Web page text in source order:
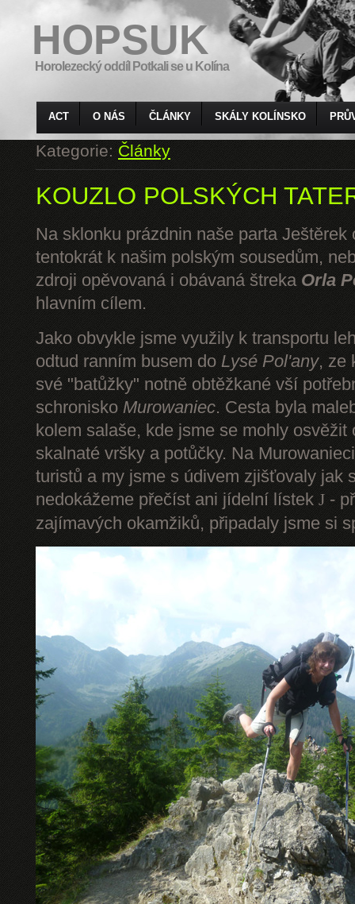
HOPSUK
Horolezecký oddíl Potkali se u Kolína
ACT O NÁS ČLÁNKY SKÁLY KOLÍNSKO
Kategorie:Články
KOUZLO POLSKÝCH
Na sklonku prázdnin naše parta Ještěrek
tentokrát k našim polským sousedům,
zdroji opěvovaná i obávaná štreka Orla
hlavním cílem.
Jako obvykle jsme využily k transportu
odtud ranním busem do Lysé Pol'any, ze
své "batůžky" notně obtěžkané vší
schronisko Murowaniec. Cesta byla
kolem salaše, kde jsme se mohly
skalnaté vršky a potůčky. Na
turistů a my jsme s údivem zjišťovaly jak
nedokážeme přečíst ani jídelní lístek J -
zajímavých okamžiků, připadaly jsme si